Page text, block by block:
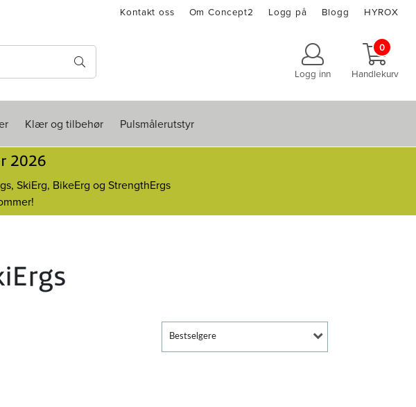
Kontakt oss Om Concept2 Logg på Blogg HYROX
Logg inn
0
Handlekurv
Klær og tilbehør Pulsmålerutstyr
2026
SkiErg, BikeErg og StrengthErgs
Bestselgere